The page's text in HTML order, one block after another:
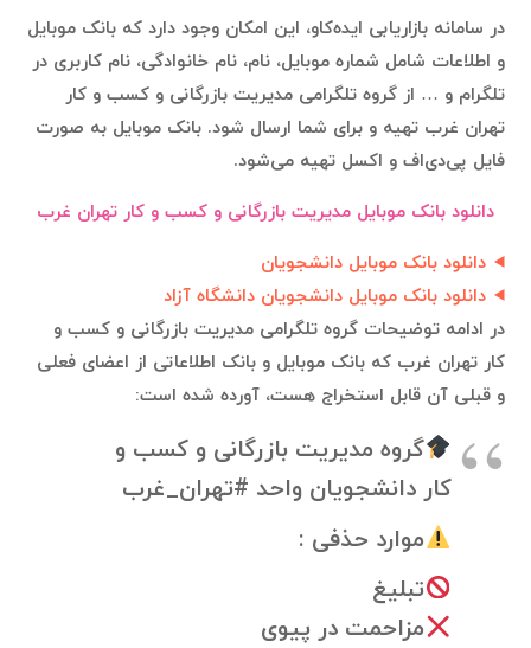
در سامانه بازاریابی ایده‌کاو، این امکان وجود دارد که بانک موبایل
و اطلاعات شامل شماره موبایل، نام، نام خانوادگی، نام کاربری در
تلگرام و … از گروه تلگرامی مدیریت بازرگانی و کسب و کار
تهران غرب تهیه و برای شما ارسال شود. بانک موبایل به صورت
فایل پی‌دی‌اف و اکسل تهیه می‌شود.
دانلود بانک موبایل مدیریت بازرگانی و کسب و کار تهران غرب
دانلود بانک موبایل دانشجویان
دانلود بانک موبایل دانشجویان دانشگاه آزاد
در ادامه توضیحات گروه تلگرامی مدیریت بازرگانی و کسب و
کار تهران غرب که بانک موبایل و بانک اطلاعاتی از اعضای فعلی
و قبلی آن قابل استخراج هست، آورده شده است:
گروه مدیریت بازرگانی و کسب و
کار دانشجویان واحد #تهران_غرب
موارد حذفی :
تبلیغ
مزاحمت در پیوی